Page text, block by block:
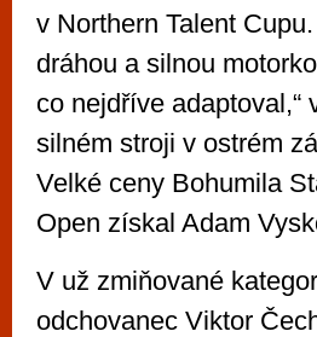
v Northern Talent
dráhou a silnou
co nejdříve
silném stroji v ostrém
Velké ceny Bohumila
Open získal Adam
V už zmiňované
odchovanec Viktor